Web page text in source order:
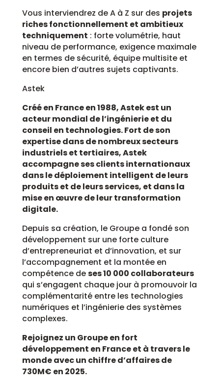
Vous interviendrez de A à Z sur des projets
riches fonctionnellement et ambitieux
techniquement : forte volumétrie, haut
niveau de performance, exigence maximale
en termes de sécurité, équipe multisite et
encore bien d’autres sujets captivants.
Astek
Créé en France en 1988, Astek est un
acteur mondial de l’ingénierie et du
conseil en technologies. Fort de son
expertise dans de nombreux secteurs
industriels et tertiaires, Astek
accompagne ses clients internationaux
dans le déploiement intelligent de leurs
produits et de leurs services, et dans la
mise en œuvre de leur transformation
digitale.
Depuis sa création, le Groupe a fondé son
développement sur une forte culture
d’entrepreneuriat et d’innovation, et sur
l’accompagnement et la montée en
compétence deses 10 000 collaborateurs
qui s’engagent chaque jour à promouvoir la
complémentarité entre les technologies
numériques et l’ingénierie des systèmes
complexes.
Rejoignez un Groupe en fort
développement en France et à travers le
monde avec un chiffre d’affaires de
730M€ en 2025.